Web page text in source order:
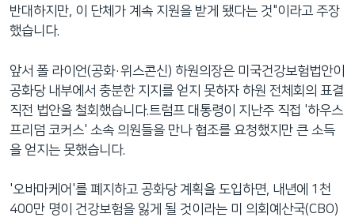
반대하지만, 이 단체가 계속 지원을 받게 됐다는 것"이라고 주장
했습니다.
앞서 폴 라이언(공화·위스콘신) 하원의장은 미국건강보험법안이
공화당 내부에서 충분한 지지를 얻지 못하자 하원 전체회의 표결
직전 법안을 철회했습니다.트럼프 대통령이 지난주 직접 '하우스
프리덤 코커스' 소속 의원들을 만나 협조를 요청했지만 큰 소득
을 얻지는 못했습니다.
'오바마케어'를 폐지하고 공화당 계획을 도입하면, 내년에 1천
400만 명이 건강보험을 잃게 될 것이라는 미 의회예산국(CBO)